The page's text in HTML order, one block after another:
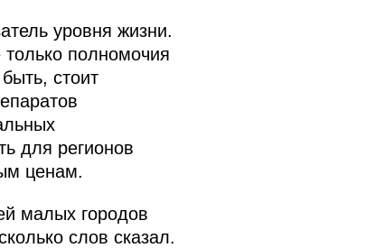
уровня жизни.
полномочия
стоит
для регионов
ценам.
малых городов
слов сказал.